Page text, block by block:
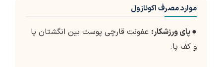
موارد مصرف اکونازول
●پای ورزشکار: عفونت قارچی پوست بین انگشتان پا
و کف پا.